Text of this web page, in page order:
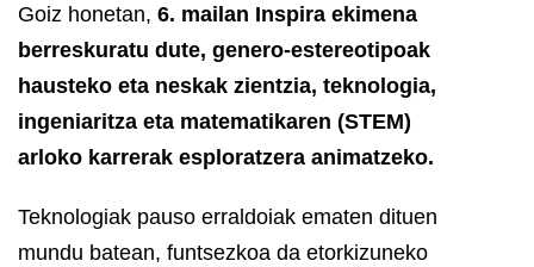
Goiz honetan, 6. mailan Inspira ekimena
berreskuratu dute, genero-estereotipoak
hausteko eta neskak zientzia, teknologia,
ingeniaritza eta matematikaren (STEM)
arloko karrerak esploratzera animatzeko.
Teknologiak pauso erraldoiak ematen dituen
mundu batean, funtsezkoa da etorkizuneko